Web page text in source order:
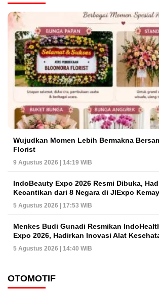
Wujudkan Momen Lebih Bermakna
Florist
9 Agustus 2026 | 14:19 WIB
IndoBeauty Expo 2026 Resmi Dibuka,
Kecantikan dari 8 Negara di JIExpo
5 Agustus 2026 | 17:53 WIB
Menkes Budi Gunadi Resmikan
Expo 2026, Hadirkan Inovasi Alat
5 Agustus 2026 | 14:40 WIB
OTOMOTIF